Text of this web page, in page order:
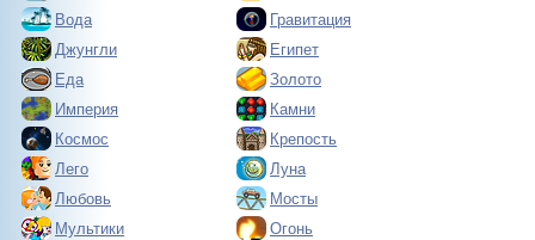
Вода
Гравитация
Джунгли
Египет
Еда
Золото
Империя
Камни
Космос
Крепость
Лего
Луна
Любовь
Мосты
Мультики
Огонь